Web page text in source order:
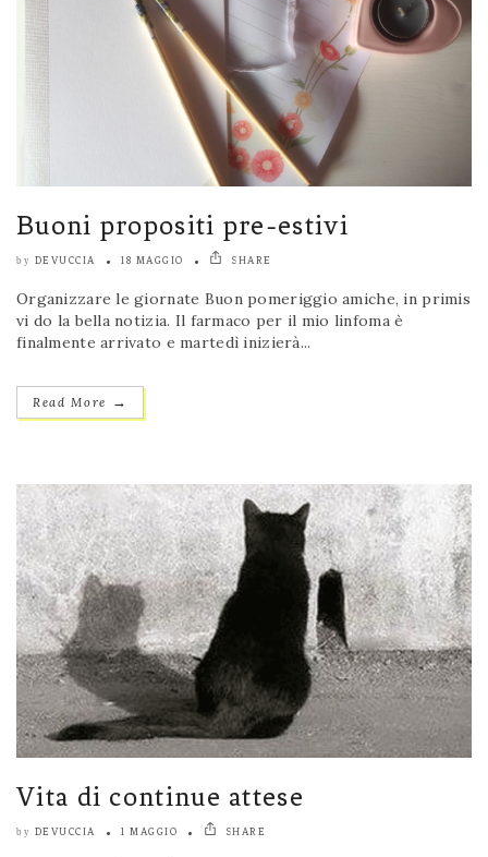
Buoni propositi pre-estivi
by DEVUCCIA 18 MAGGIO SHARE
Organizzare le giornate Buon pomeriggio amiche, in primis
vi do la bella notizia. Il farmaco per il mio linfoma è
finalmente arrivato e martedì inizierà...
Read More →
Vita di continue attese
by DEVUCCIA 1 MAGGIO SHARE